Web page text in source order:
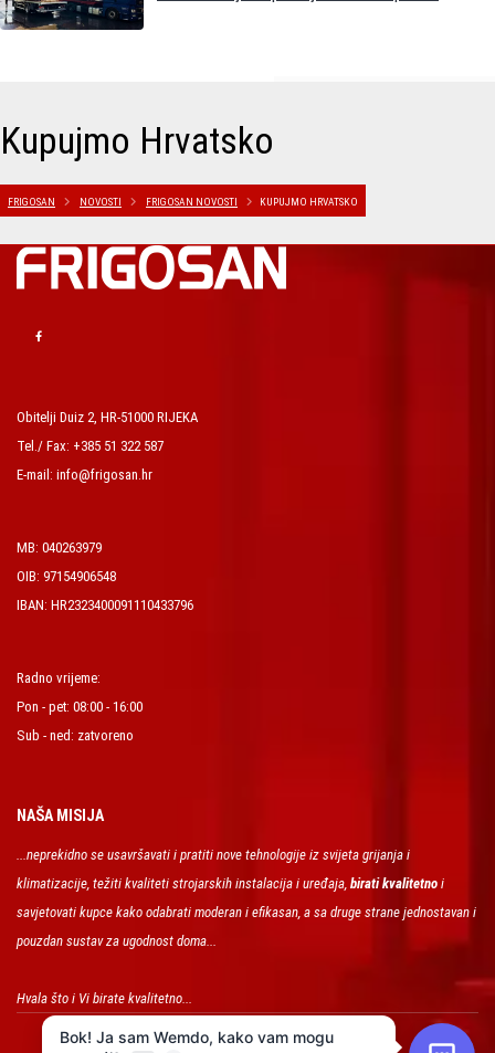
Kupujmo Hrvatsko
FRIGOSAN NOVOSTI FRIGOSAN NOVOSTI KUPUJMO HRVATSKO
Obitelji Duiz 2, HR-51000 RIJEKA
Tel./ Fax: +385 51 322 587
E-mail: info@frigosan.hr
MB: 040263979
OIB: 97154906548
IBAN: HR2323400091110433796
Radno vrijeme:
Pon - pet: 08:00 - 16:00
Sub - ned: zatvoreno
NAŠA MISIJA
...neprekidno se usavršavati i pratiti nove tehnologije iz svijeta grijanja i
klimatizacije, težiti kvaliteti strojarskih instalacija i uređaja, birati kvalitetno i
savjetovati kupce kako odabrati moderan i efikasan, a sa druge strane jednostavan i
pouzdan sustav za ugodnost doma...
Hvala što i Vi birate kvalitetno...